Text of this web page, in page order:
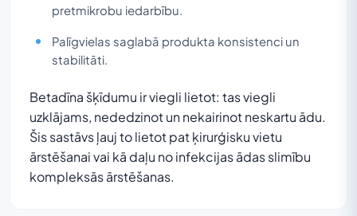
pretmikrobu iedarbību.
Palīgvielas saglabā produkta konsistenci un
stabilitāti.
Betadīna šķīdumu ir viegli lietot: tas viegli
uzklājams, nededzinot un nekairinot neskartu ādu.
Šis sastāvs ļauj to lietot pat ķirurģisku vietu
ārstēšanai vai kā daļu no infekcijas ādas slimību
kompleksās ārstēšanas.